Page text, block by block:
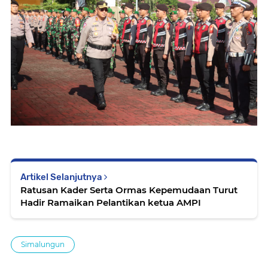
Artikel Selanjutnya
Ratusan Kader Serta Ormas Kepemudaan Turut
Hadir Ramaikan Pelantikan ketua AMPI
Simalungun